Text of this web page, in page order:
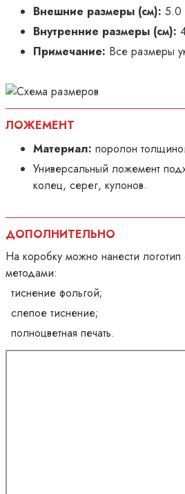
Внешние размеры (см): 5.0
Внутренние размеры (см):
Примечание: Все размеры
ЛОЖЕМЕНТ
Материал: поролон
Универсальный ложемент
колец, серег, кулонов.
ДОПОЛНИТЕЛЬНО
На коробку можно нанести
методами:
тиснение фольгой;
слепое тиснение;
полноцветная печать.